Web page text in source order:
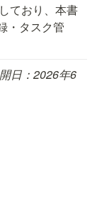
ており、本書
・タスク管
日：2026年6